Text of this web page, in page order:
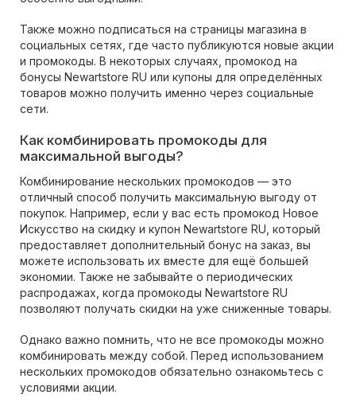
Также можно подписаться на страницы магазина в
социальных сетях, где часто публикуются новые акции
и промокоды. В некоторых случаях, промокод на
бонусы Newartstore RU или купоны для определённых
товаров можно получить именно через социальные
сети.
Как комбинировать промокоды для
максимальной выгоды?
Комбинирование нескольких промокодов — это
отличный способ получить максимальную выгоду от
покупок. Например, если у вас есть промокод Новое
Искусство на скидку и купон Newartstore RU, который
предоставляет дополнительный бонус на заказ, вы
можете использовать их вместе для ещё большей
экономии. Также не забывайте о периодических
распродажах, когда промокоды Newartstore RU
позволяют получать скидки на уже сниженные товары.
Однако важно помнить, что не все промокоды можно
комбинировать между собой. Перед использованием
нескольких промокодов обязательно ознакомьтесь с
условиями акции.